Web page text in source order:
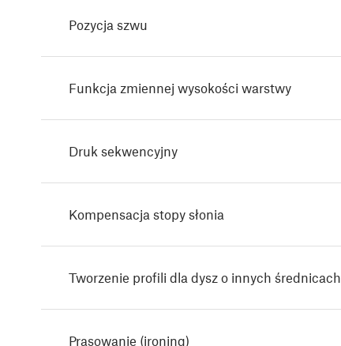
Pozycja szwu
Funkcja zmiennej wysokości warstwy
Druk sekwencyjny
Kompensacja stopy słonia
Tworzenie profili dla dysz o innych średnicach
Prasowanie (ironing)